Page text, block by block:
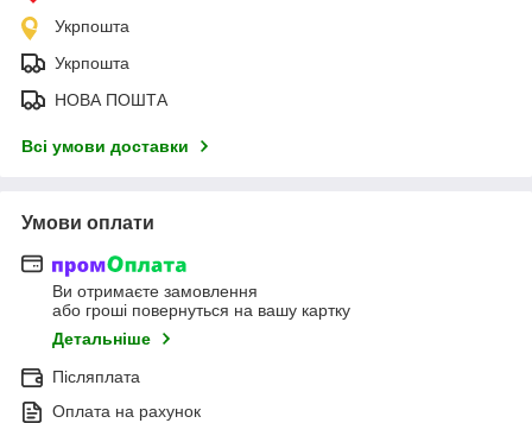
Укрпошта
Укрпошта
НОВА ПОШТА
Всі умови доставки
Умови оплати
Ви отримаєте замовлення
або гроші повернуться на вашу картку
Детальніше
Післяплата
Оплата на рахунок